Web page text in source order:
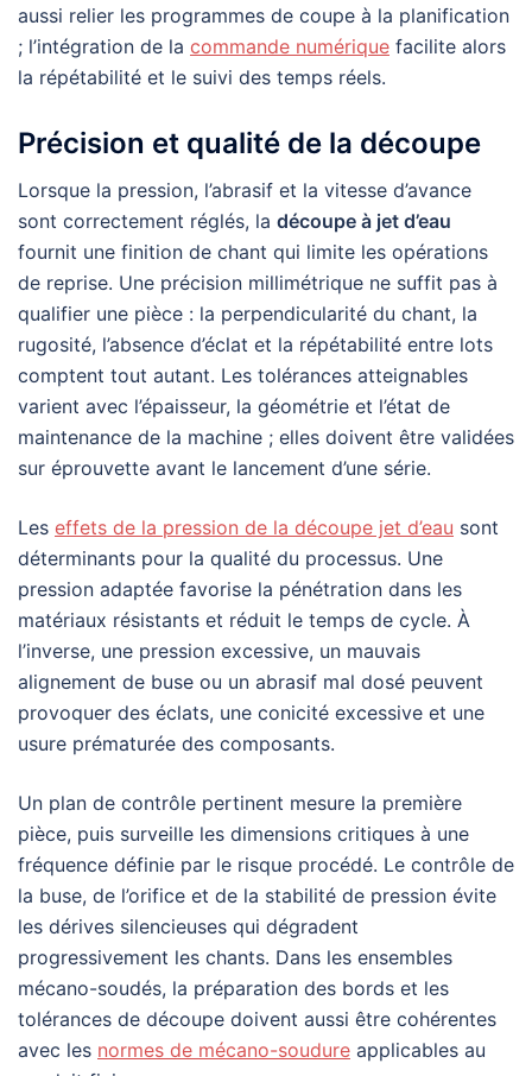
aussi relier les programmes de coupe à la planification
; l’intégration de la commande numérique facilite alors
la répétabilité et le suivi des temps réels.
Précision et qualité de la découpe
Lorsque la pression, l’abrasif et la vitesse d’avance
sont correctement réglés, la découpe à jet d’eau
fournit une finition de chant qui limite les opérations
de reprise. Une précision millimétrique ne suffit pas à
qualifier une pièce : la perpendicularité du chant, la
rugosité, l’absence d’éclat et la répétabilité entre lots
comptent tout autant. Les tolérances atteignables
varient avec l’épaisseur, la géométrie et l’état de
maintenance de la machine ; elles doivent être validées
sur éprouvette avant le lancement d’une série.
Les effets de la pression de la découpe jet d’eau sont
déterminants pour la qualité du processus. Une
pression adaptée favorise la pénétration dans les
matériaux résistants et réduit le temps de cycle. À
l’inverse, une pression excessive, un mauvais
alignement de buse ou un abrasif mal dosé peuvent
provoquer des éclats, une conicité excessive et une
usure prématurée des composants.
Un plan de contrôle pertinent mesure la première
pièce, puis surveille les dimensions critiques à une
fréquence définie par le risque procédé. Le contrôle de
la buse, de l’orifice et de la stabilité de pression évite
les dérives silencieuses qui dégradent
progressivement les chants. Dans les ensembles
mécano-soudés, la préparation des bords et les
tolérances de découpe doivent aussi être cohérentes
avec les normes de mécano-soudure applicables au